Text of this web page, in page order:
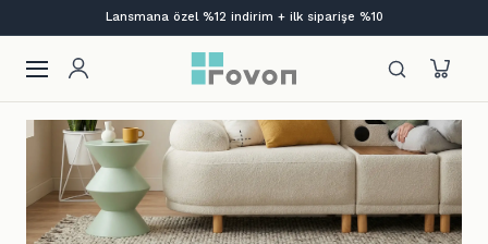
Bi' Kutu Mobilya | Aç. Kur. Otur.